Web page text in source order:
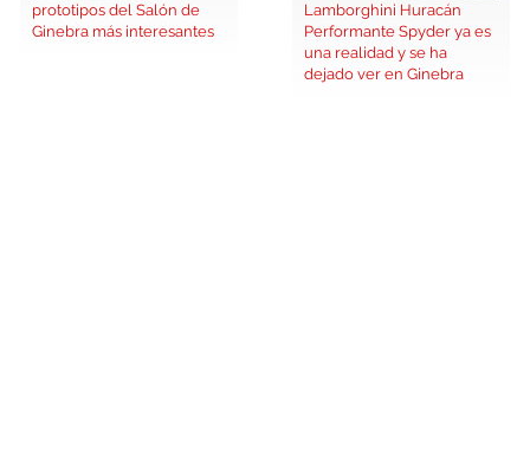
prototipos del Salón de
Ginebra más interesantes
Lamborghini Huracán
Performante Spyder ya es
una realidad y se ha
dejado ver en Ginebra